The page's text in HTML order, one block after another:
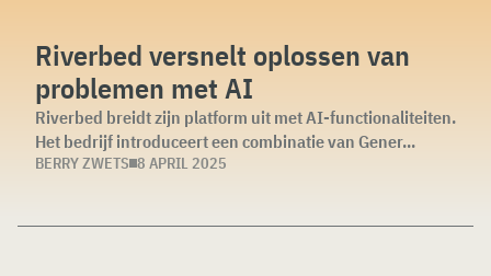
Riverbed versnelt oplossen van
problemen met AI
Riverbed breidt zijn platform uit met AI-functionaliteiten.
Het bedrijf introduceert een combinatie van Gener...
BERRY ZWETS 8 APRIL 2025